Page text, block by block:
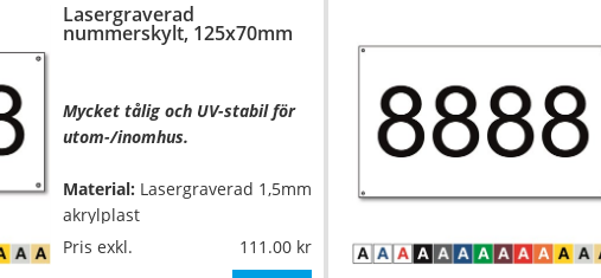
Typsnitt:Helvetica medium
önskas)
Lasergraverad
nummerskylt, 125x70mm
Mycket tålig och UV-stabil för
utom-/inomhus.
Material: Lasergraverad 1,5mm
akrylplast
Pris exkl. 111.00